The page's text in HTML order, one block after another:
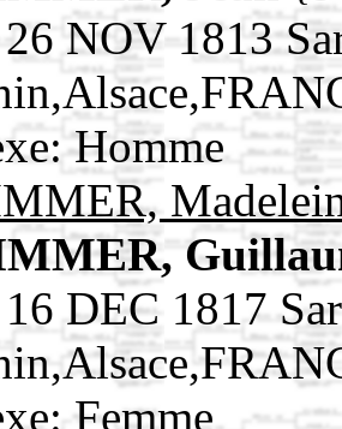
NOV 1813
Homme
DEC 1817
Femme